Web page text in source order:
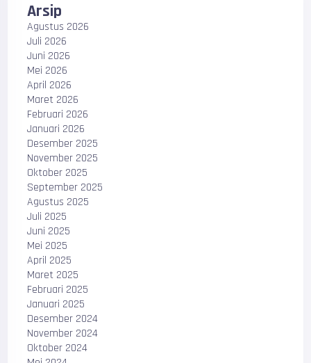
Arsip
Agustus 2026
Juli 2026
Juni 2026
Mei 2026
April 2026
Maret 2026
Februari 2026
Januari 2026
Desember 2025
November 2025
Oktober 2025
September 2025
Agustus 2025
Juli 2025
Juni 2025
Mei 2025
April 2025
Maret 2025
Februari 2025
Januari 2025
Desember 2024
November 2024
Oktober 2024